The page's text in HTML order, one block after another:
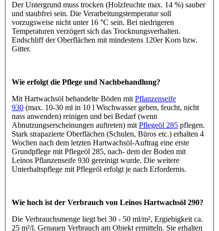
Der Untergrund muss trocken (Holzfeuchte max. 14 %) sauber
und staubfrei sein. Die Verarbeitungstemperatur soll
vorzugsweise nicht unter 16 °C sein. Bei niedrigeren
Temperaturen verzögert sich das Trocknungsverhalten.
Endschliff der Oberflächen mit mindestens 120er Korn bzw.
Gitter.
Wie erfolgt die Pflege und Nachbehandlung?
Mit Hartwachsöl behandelte Böden mit Pflanzenseife
930 (max. 10-30 ml in 10 l Wischwasser geben, feucht, nicht
nass anwenden) reinigen und bei Bedarf (wenn
Abnutzungserscheinungen auftreten) mit Pflegeöl 285 pflegen.
Stark strapazierte Oberflächen (Schulen, Büros etc.) erhalten 4
Wochen nach dem letzten Hartwachsöl-Auftrag eine erste
Grundpflege mit Pflegeöl 285, nach- dem der Boden mit
Leinos Pflanzenseife 930 gereinigt wurde. Die weitere
Unterhaltspflege mit Pflegeöl erfolgt je nach Erfordernis.
Wie hoch ist der Verbrauch von Leinos Hartwachsöl 290?
Die Verbrauchsmenge liegt bei 30 - 50 ml/m², Ergiebigkeit ca.
25 m²/l. Genauen Verbrauch am Objekt ermitteln. Sie erhalten